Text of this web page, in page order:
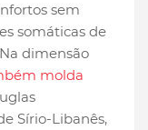
sem
somáticas de
dimensão
molda
Sírio-Libanês,